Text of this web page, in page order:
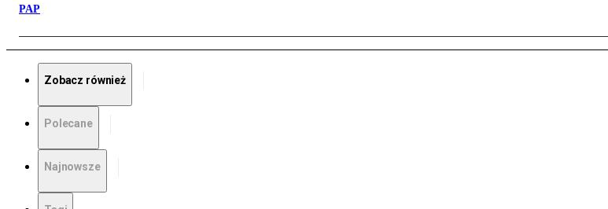
PAP
Zobacz również
Polecane
Najnowsze